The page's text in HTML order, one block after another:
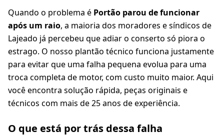
Quando o problema é Portão parou de funcionar
após um raio, a maioria dos moradores e síndicos de
Lajeado já percebeu que adiar o conserto só piora o
estrago. O nosso plantão técnico funciona justamente
para evitar que uma falha pequena evolua para uma
troca completa de motor, com custo muito maior. Aqui
você encontra solução rápida, peças originais e
técnicos com mais de 25 anos de experiência.
O que está por trás dessa falha